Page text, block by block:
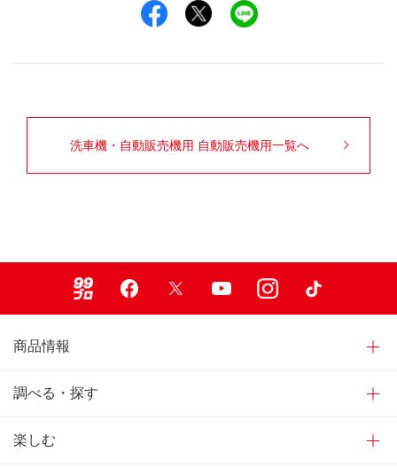
Facebookでシェア
XでシェアLINEでシェア
洗車機・自動販売機用 自動販売機用一覧へ
商品情報
調べる・探す
楽しむ